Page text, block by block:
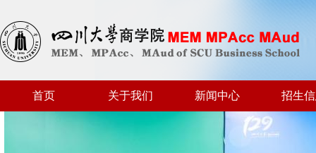
首页 关于我们 新闻中心 招生